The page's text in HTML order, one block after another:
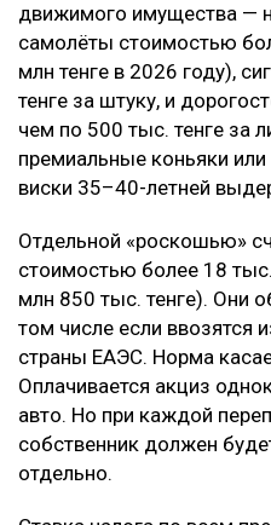
движимого имущества —
самолёты стоимостью
млн тенге в 2026 году),
тенге за штуку, и
чем по 500 тыс. тенге за
премиальные коньяки
виски 35–40-летней
Отдельной «роскошью»
стоимостью более 18
млн 850 тыс. тенге). Они
том числе если ввозятся
страны ЕАЭС. Норма
Оплачивается акциз
авто. Но при каждой
собственник должен
отдельно.